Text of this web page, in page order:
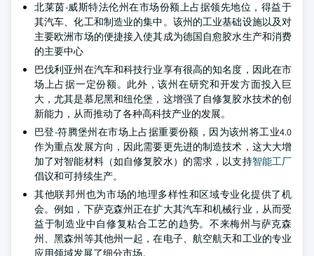
北莱茵-威斯特法伦州在市场份额上占据领先地位，得益于
其汽车、化工和制造业的集中。该州的工业基础设施以及对
主要欧洲市场的便捷接入使其成为德国自愈胶水生产和消费
的主要中心
巴伐利亚州在汽车和科技行业享有很高的知名度，因此在市
场上占据一定份额。此外，该州在研究和开发方面投入巨
大，尤其是慕尼黑和纽伦堡，这增强了自修复胶水技术的创
新能力，从而推动了各种高科技产业的发展。
巴登-符腾堡州在市场上占据重要份额，因为该州将工业4.0
作为重点发展方向，因此需要更先进的制造技术，这大大增
加了对智能材料（如自修复胶水）的需求，以支持智能工厂
倡议和可持续生产。
其他联邦州也为市场的地理多样性和区域专业化提供了机
会。例如，下萨克森州正在扩大其汽车和机械行业，从而受
益于制造业中自修复粘合工艺的趋势。不来梅州与萨克森
州、黑森州等其他州一起，在电子、航空航天和工业的专业
应用领域发展了细分市场。